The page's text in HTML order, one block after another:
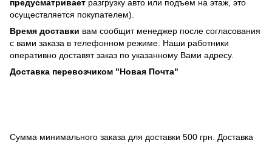
предусматривает разгрузку авто или подъем на этаж, это
осуществляется покупателем).
Время доставки вам сообщит менеджер после согласования
с вами заказа в телефонном режиме. Наши работники
оперативно доставят заказ по указанному Вами адресу.
Доставка перевозчиком "Новая Почта"
Сумма минимального заказа для доставки 500 грн. Доставка